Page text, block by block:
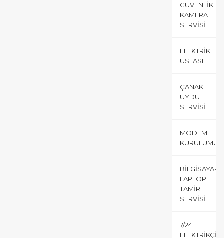
GÜVENLIK
KAMERA
SERVISI
ELEKTRIK
USTASI
ÇANAK
UYDU
SERVISI
MODEM
KURULUMU
BILGISAYAR
LAPTOP
TAMIR
SERVISI
7/24
ELEKTRIKÇI